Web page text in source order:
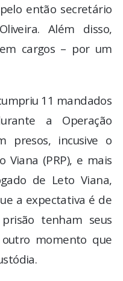
então secretário
Além disso,
cargos – por um
11 mandados
a Operação
presos, incusive o
Viana (PRP), e mais
de Leto Viana,
a expectativa é de
tenham seus
momento que